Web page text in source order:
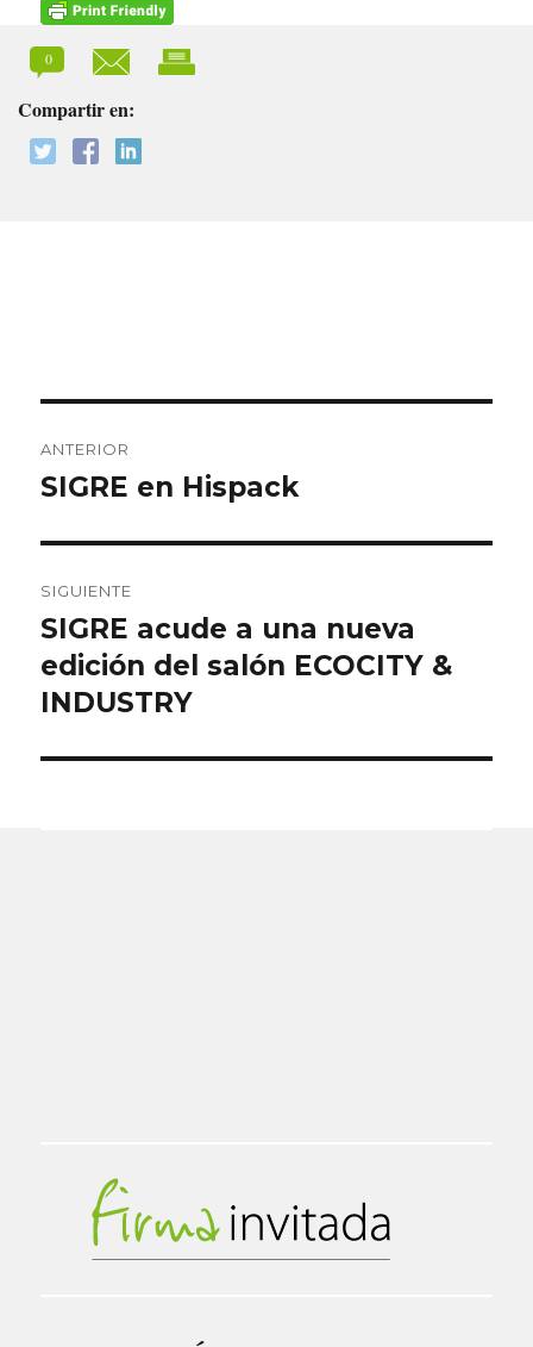
0
Compartir en:
de
ANTERIOR
Entrada
SIGRE en Hispack
SIGUIENTE
Entrada
siguiente:
SIGRE acude a una nueva
edición del salón ECOCITY &
INDUSTRY